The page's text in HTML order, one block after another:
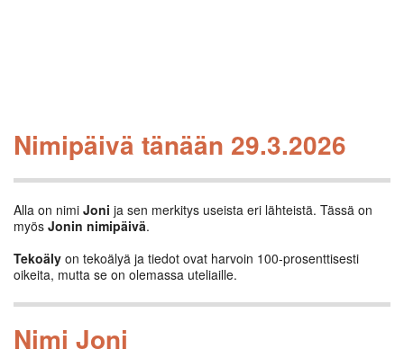
Nimipäivä tänään 29.3.2026
Alla on nimi Joni ja sen merkitys useista eri lähteistä. Tässä on
myös Jonin nimipäivä.
Tekoäly on tekoälyä ja tiedot ovat harvoin 100-prosenttisesti
oikeita, mutta se on olemassa uteliaille.
Nimi Joni